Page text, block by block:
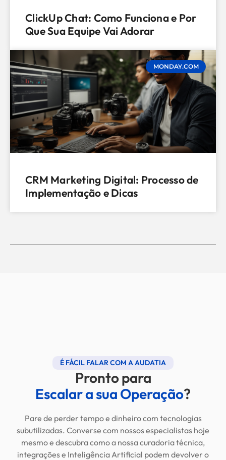
ClickUp Chat: Como Funciona e Por
Que Sua Equipe Vai Adorar
MONDAY.COM
CRM Marketing Digital: Processo de
Implementação e Dicas
É FÁCIL FALAR COM A AUDATIA
Pronto para
Escalar a sua Operação?
Pare de perder tempo e dinheiro com tecnologias
subutilizadas. Converse com nossos especialistas hoje
mesmo e descubra como a nossa curadoria técnica,
integrações e Inteligência Artificial podem devolver o